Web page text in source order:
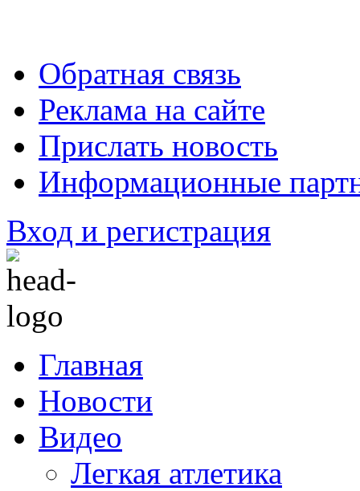
Обратная связь
Реклама на сайте
Прислать новость
Информационные
Вход и регистрация
Главная
Новости
Видео
Легкая атлетика